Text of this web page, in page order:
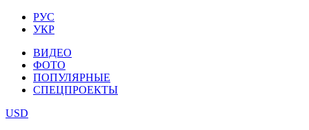
РУС
УКР
ВИДЕО
ФОТО
ПОПУЛЯРНЫЕ
СПЕЦПРОЕКТЫ
USD